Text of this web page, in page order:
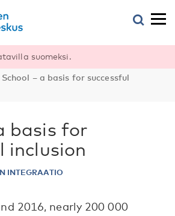
suomeksi.
School – a basis for successful
basis for
inclusion
INTEGRAATIO
2016, nearly 200 000